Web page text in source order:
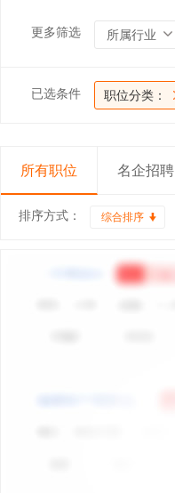
更多筛选 所属行业
已选条件 职位分类：
所有职位 名企招聘
排序方式： 综合排序